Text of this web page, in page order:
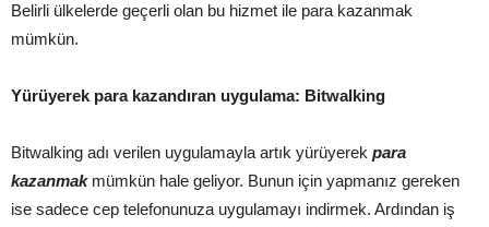
Belirli ülkelerde geçerli olan bu hizmet ile para kazanmak
mümkün.
Yürüyerek para kazandıran uygulama: Bitwalking
Bitwalking adı verilen uygulamayla artık yürüyerek para
kazanmakmümkün hale geliyor. Bunun için yapmanız gereken
ise sadece cep telefonunuza uygulamayı indirmek. Ardından iş